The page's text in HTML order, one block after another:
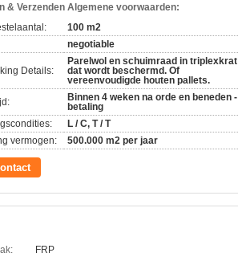
& Verzenden Algemene voorwaarden:
100 m2
negotiable
Details:
Parelwol en schuimraad in triplexkrat
dat wordt beschermd. Of
vereenvoudigde houten pallets.
Binnen 4 weken na orde en beneden -
betaling
L / C, T / T
vermogen:
500.000 m2 per jaar
FRP